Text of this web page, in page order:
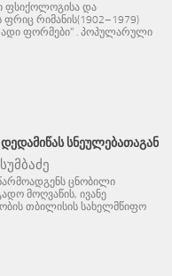
ფსიქოლოგისა და
რიმანის(1902–1979)
ფორმები" . პოპულარული
ᲓᲔᲓᲐᲛᲘᲬᲐᲡ ᲡᲜᲔᲣᲚᲔᲑᲐᲗᲐᲒᲐᲜ
ცნობილი
მოღვაწის, ივანე
თბილისის სახელმწიფო